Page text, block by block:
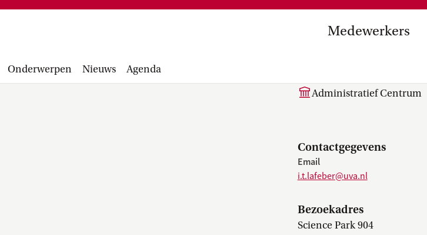
Medewerkers
Onderwerpen Nieuws Agenda
Financiële administratie, facturen,
projecten
Facultair strategisch plan, instellingsplan,
Wetsvoorstel Internationalisering in
Administratief Centrum
Contactgegevens
Email
i.t.lafeber@uva.nl
Bezoekadres
Science Park 904